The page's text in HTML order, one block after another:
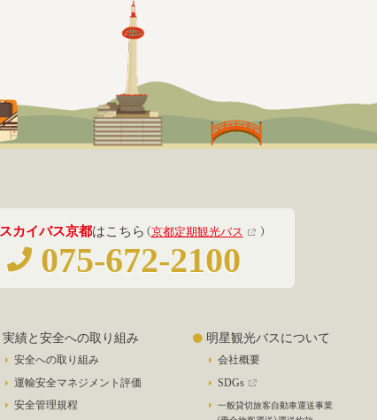
スカイバス京都はこちら （京都定期観光バス ）
075-672-2100
実績と安全への取り組み
安全への取り組み
運輸安全マネジメント評価
安全管理規程
明星観光バスについて
会社概要
SDGs
一般貸切旅客自動車運送事業